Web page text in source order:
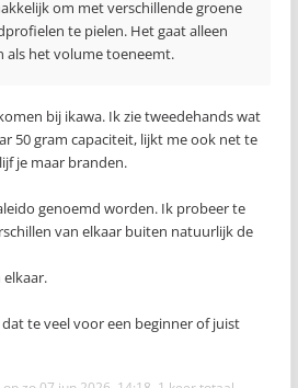
om met verschillende groene
te pielen. Het gaat alleen
als het volume toeneemt.
bij ikawa. Ik zie tweedehands wat
50 gram capaciteit, lijkt me ook net te
je maar branden.
genoemd worden. Ik probeer te
van elkaar buiten natuurlijk de
elkaar.
te veel voor een beginner of juist